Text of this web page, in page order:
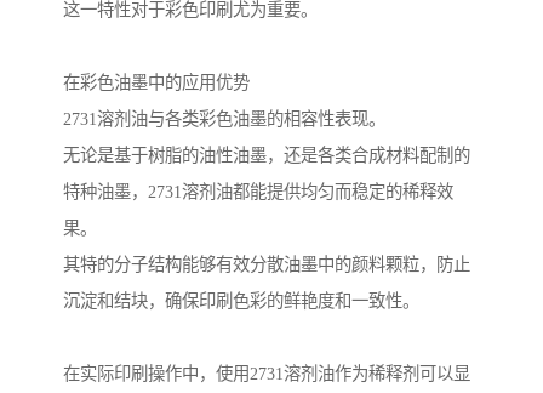
这一特性对于彩色印刷尤为重要。
在彩色油墨中的应用优势
2731溶剂油与各类彩色油墨的相容性表现。
无论是基于树脂的油性油墨，还是各类合成材料配制的
特种油墨，2731溶剂油都能提供均匀而稳定的稀释效
果。
其特的分子结构能够有效分散油墨中的颜料颗粒，防止
沉淀和结块，确保印刷色彩的鲜艳度和一致性。
在实际印刷操作中，使用2731溶剂油作为稀释剂可以显